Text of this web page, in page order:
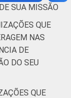
SUA MISSÃO
QUE
NAS
DE
DO SEU
QUE